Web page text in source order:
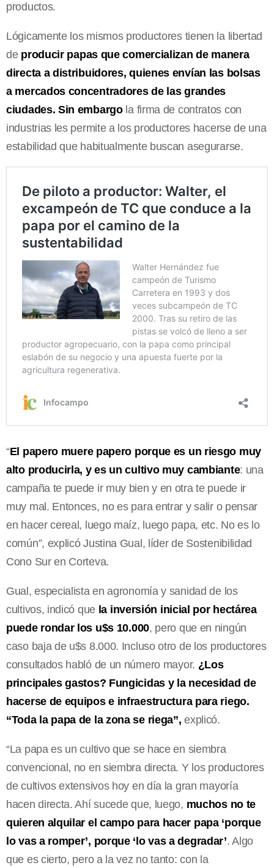
productos.
Lógicamente los mismos productores tienen la libertad
deproducir papas que comercializan de manera
directa a distribuidores, quienes envían las bolsas
a mercados concentradores de las grandes
ciudades. Sin embargola firma de contratos con
industrias les permite a los productores hacerse de una
estabilidad que habitualmente buscan asegurarse.
“El papero muere papero porque es un riesgo muy
alto producirla, y es un cultivo muy cambiante: una
campaña te puede ir muy bien y en otra te puede ir
muy mal. Entonces, no es para entrar y salir o pensar
en hacer cereal, luego maíz, luego papa, etc. No es lo
común”, explicó Justina Gual, líder de Sostenibilidad
Cono Sur en Corteva.
Gual, especialista en agronomía y sanidad de los
cultivos, indicó que la inversión inicial por hectárea
puede rondar los u$s 10.000, pero que en ningún
caso baja de u$s 8.000. Incluso otro de los productores
consultados habló de un número mayor. ¿Los
principales gastos? Fungicidas y la necesidad de
hacerse de equipos e infraestructura para riego.
“Toda la papa de la zona se riega”, explicó.
“La papa es un cultivo que se hace en siembra
convencional, no en siembra directa. Y los productores
de cultivos extensivos hoy en día la gran mayoría
hacen directa. Ahí sucede que, luego, muchos no te
quieren alquilar el campo para hacer papa ‘porque
lo vas a romper’, porque ‘lo vas a degradar’. Algo
que es cierto, pero a la vez no tanto: con la